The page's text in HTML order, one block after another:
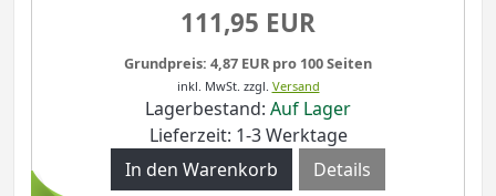
111,95 EUR
Grundpreis: 4,87 EUR pro 100 Seiten
inkl. MwSt. zzgl. Versand
Lagerbestand: Auf Lager
Lieferzeit: 1-3 Werktage
Details